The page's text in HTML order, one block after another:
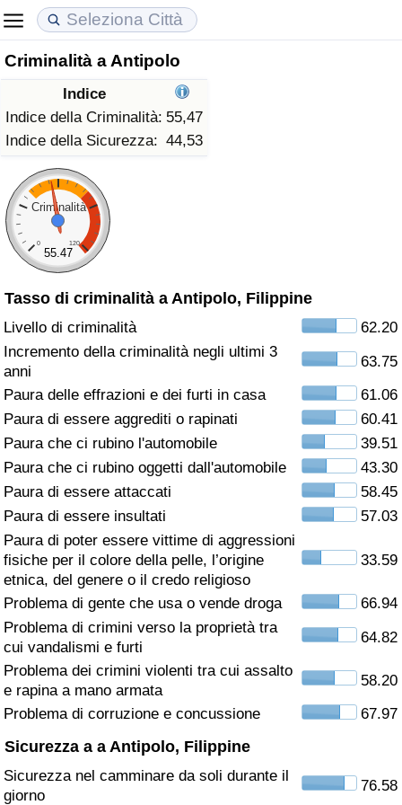
Criminalità a Antipolo
Indice
Indice della Criminalità: 55,47
Indice della Sicurezza: 44,53
Criminalità
0 120
55.47
Tasso di criminalità a Antipolo, Filippine
Livello di criminalità
62.20
Incremento della criminalità negli ultimi 3
anni
63.75
Paura delle effrazioni e dei furti in casa
61.06
Paura di essere aggrediti o rapinati
60.41
Paura che ci rubino l'automobile
39.51
Paura che ci rubino oggetti dall'automobile
43.30
Paura di essere attaccati
58.45
Paura di essere insultati
57.03
Paura di poter essere vittime di aggressioni
fisiche per il colore della pelle, l’origine
etnica, del genere o il credo religioso
33.59
Problema di gente che usa o vende droga
66.94
Problema di crimini verso la proprietà tra
cui vandalismi e furti
64.82
Problema dei crimini violenti tra cui assalto
e rapina a mano armata
58.20
Problema di corruzione e concussione
67.97
Sicurezza a a Antipolo, Filippine
Sicurezza nel camminare da soli durante il
giorno
76.58
Costo della vita
Indice Del Costo Della Vita (corrente)
Indice Del Costo Della Vita
Indice del Costo della Vita per Nazione
ad Aqaba
Prezzi degli immobili
Indice del Prezzo delle Case (Corrente)
Indice del Prezzo delle Case
Indice del Prezzo delle Case per Nazione
Qualità della Vita
Indice della Qualità della Vita
Indice della Qualità della Vita (Corrente)
Indice della qualità della vita per Paese
Criminalità
Indice del Tasso di Criminalità (Corrente)
Indice della Criminalità
Indice di criminalità per paese
Assistenza Sanitaria
Indice dell’Assistenza Sanitaria (Corrente)
Indice dell’Assistenza Sanitaria
Indice dell’Assistenza Sanitaria per
Nazione
Inquinamento
Indice dell’Inquinamento (Corrente)
Indice dell’Inquinamento per Nazione